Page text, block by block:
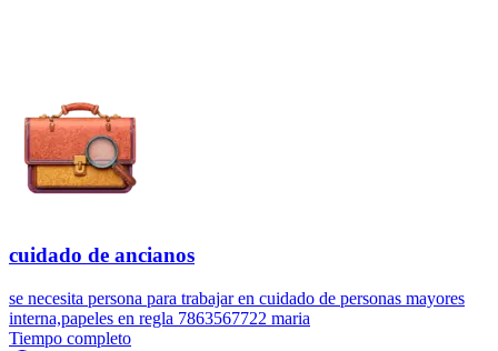
cuidado de ancianos
se necesita persona para trabajar en cuidado de personas mayores
interna,papeles en regla 7863567722 maria
Tiempo completo